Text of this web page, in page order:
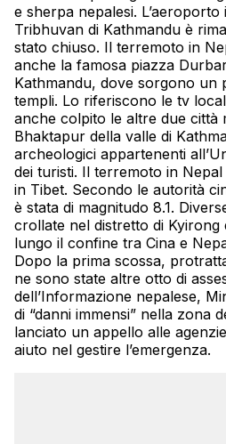
e sherpa nepalesi.
Tribhuvan di Kathmandu è
stato chiuso. Il terremoto in
anche la famosa piazza
Kathmandu, dove sorgono un
templi. Lo riferiscono le tv
anche colpito le altre due città
Bhaktapur della valle di
archeologici appartenenti
dei turisti. Il terremoto in
in Tibet. Secondo le autorità
è stata di magnitudo 8.1.
crollate nel distretto di Kyirong
lungo il confine tra Cina e
Dopo la prima scossa,
ne sono state altre otto di
dell’Informazione nepalese,
di “danni immensi” nella zona
lanciato un appello alle
aiuto nel gestire l’emergenza.